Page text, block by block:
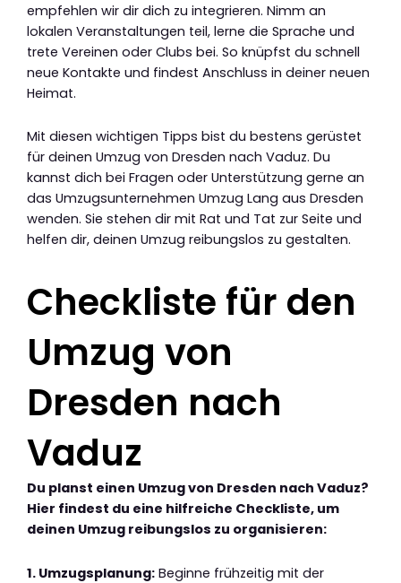
empfehlen wir dir dich zu integrieren. Nimm an
lokalen Veranstaltungen teil, lerne die Sprache und
trete Vereinen oder Clubs bei. So knüpfst du schnell
neue Kontakte und findest Anschluss in deiner neuen
Heimat.
Mit diesen wichtigen Tipps bist du bestens gerüstet
für deinen Umzug von Dresden nach Vaduz. Du
kannst dich bei Fragen oder Unterstützung gerne an
das Umzugsunternehmen Umzug Lang aus Dresden
wenden. Sie stehen dir mit Rat und Tat zur Seite und
helfen dir, deinen Umzug reibungslos zu gestalten.
Checkliste für den
Umzug von
Dresden nach
Vaduz
Du planst einen Umzug von Dresden nach Vaduz?
Hier findest du eine hilfreiche Checkliste, um
deinen Umzug reibungslos zu organisieren:
1. Umzugsplanung: Beginne frühzeitig mit der